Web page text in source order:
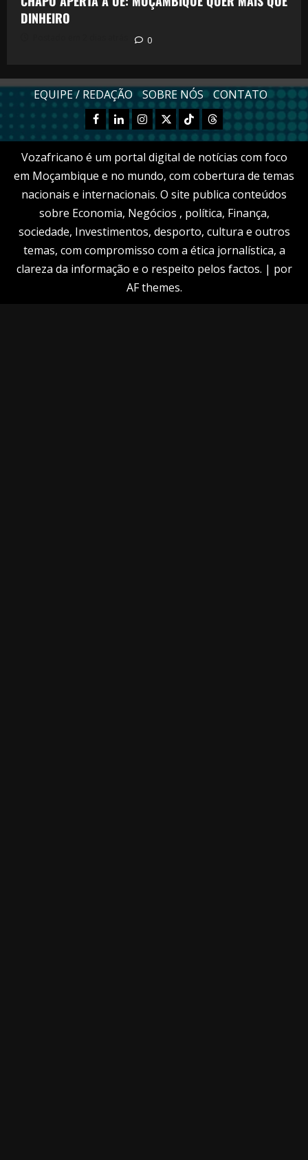
DINHEIRO
0
EQUIPE / REDAÇÃO SOBRE NÓS CONTATO
Facebook
LinkednInstagram
X TikTokThreads
Vozafricano é um portal digital de notícias com foco
em Moçambique e no mundo, com cobertura de temas
nacionais e internacionais. O site publica conteúdos
sobre Economia, Negócios , política, Finança,
sociedade, Investimentos, desporto, cultura e outros
temas, com compromisso com a ética jornalística, a
clareza da informação e o respeito pelos factos. | por
AF themes.